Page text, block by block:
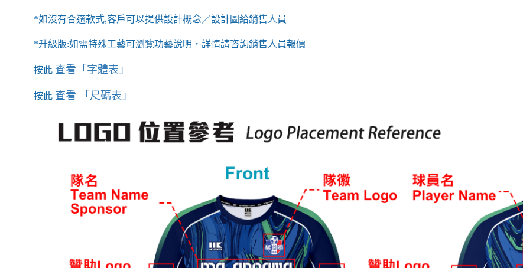
*如沒有合適款式,客戶可以提供設計概念／設計圖給銷售人員
*升級版:如需特殊工藝可瀏覽功藝說明，詳情請咨詢銷售人員報價
按此 查看 「字體表」
按此 查看 「尺碼表」